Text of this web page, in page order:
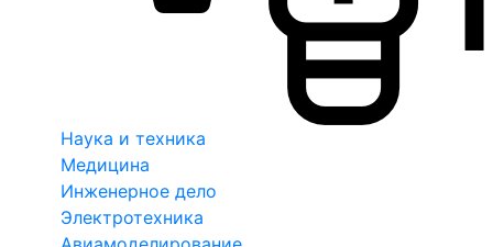
Наука и техника
Медицина
Инженерное дело
Электротехника